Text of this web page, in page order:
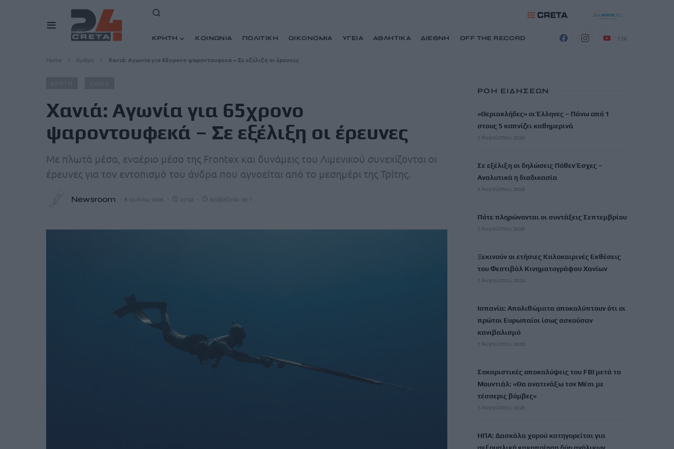
ΚΡΗΤΗ ΚΟΙΝΩΝΙΑ ΠΟΛΙΤΙΚΗ ΟΙΚΟΝΟΜΙΑ ΥΓΕΙΑ ΑΘΛΗΤΙΚΑ ΔΙΕΘΝΗ OFF THE RECORD 13K
Home Άρθρα Χανιά: Αγωνία για 65χρονο ψαροντουφεκά – Σε εξέλιξη οι έρευνες
Χανιά: Αγωνία για 65χρονο
ψαροντουφεκά – Σε εξέλιξη οι έρευνες
Με πλωτά μέσα, εναέριο μέσο της Frontex και δυνάμεις του Λιμενικού συνεχίζονται οι
έρευνες για τον εντοπισμό του άνδρα που αγνοείται από το μεσημέρι της Τρίτης.
Newsroom 8 Ιουλίου, 2026 07:39 Διαβάζεται σε 1'
ΡΟΗ ΕΙΔΗΣΕΩΝ
«Θεριακλήδες» οι Έλληνες – Πάνω από 1
στους 5 καπνίζει καθημερινά
7 Αυγούστου, 2026
Σε εξέλιξη οι δηλώσεις Πόθεν Έσχες –
Αναλυτικά η διαδικασία
7 Αυγούστου, 2026
Πότε πληρώνονται οι συντάξεις Σεπτεμβρίου
7 Αυγούστου, 2026
Ξεκινούν οι ετήσιες Καλοκαιρινές Εκθέσεις
του Φεστιβάλ Κινηματογράφου Χανίων
7 Αυγούστου, 2026
Ισπανία: Απολιθώματα αποκαλύπτουν ότι οι
πρώτοι Ευρωπαίοι ίσως ασκούσαν
κανιβαλισμό
7 Αυγούστου, 2026
Σοκαριστικές αποκαλύψεις του FBI μετά το
Μουντιάλ: «Θα ανατινάξω τον Μέσι με
τέσσερις βόμβες»
7 Αυγούστου, 2026
ΗΠΑ: Δασκάλα χορού κατηγορείται για